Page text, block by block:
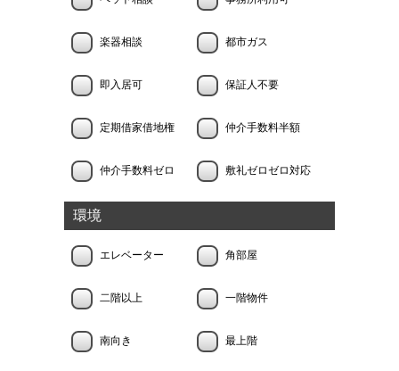
楽器相談 都市ガス
即入居可 保証人不要
定期借家借地権 仲介手数料半額
仲介手数料ゼロ 敷礼ゼロゼロ対応
環境
エレベーター 角部屋
二階以上 一階物件
南向き 最上階